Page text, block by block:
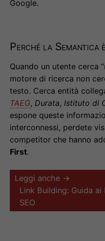
Google.
Perché la
Quando un utente cerca
motore di ricerca non
testo. Cerca entità
TAEG, Durata, Istituto di
espone queste
interconnessi, perdete
competitor che hanno
First.
Leggi anche →
Link Building: Guida
SEO